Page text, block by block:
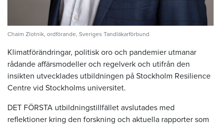
Chaim Zlotnik, ordförande, Sveriges Tandläkarförbund
Klimatförändringar, politisk oro och pandemier utmanar
rådande affärsmodeller och regelverk och utifrån den
insikten utvecklades utbildningen på Stockholm Resilience
Centre vid Stockholms universitet.
DET FÖRSTA utbildningstillfället avslutades med
reflektioner kring den forskning och aktuella rapporter som